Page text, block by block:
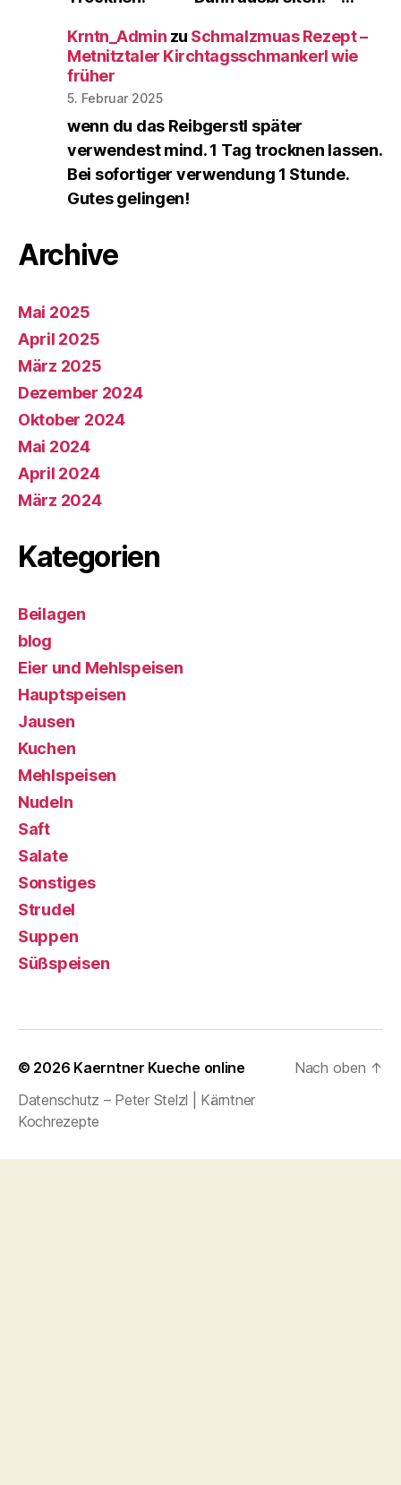
Krntn_Admin zu Schmalzmuas Rezept –
Metnitztaler Kirchtagsschmankerl wie
früher
5. Februar 2025
wenn du das Reibgerstl später
verwendest mind. 1 Tag trocknen lassen.
Bei sofortiger verwendung 1 Stunde.
Gutes gelingen!
Archive
Mai 2025
April 2025
März 2025
Dezember 2024
Oktober 2024
Mai 2024
April 2024
März 2024
Kategorien
Beilagen
blog
Eier und Mehlspeisen
Hauptspeisen
Jausen
Kuchen
Mehlspeisen
Nudeln
Saft
Salate
Sonstiges
Strudel
Suppen
Süßspeisen
© 2026 Kaerntner Kueche online
Datenschutz – Peter Stelzl | Kärntner
Kochrezepte
Nach oben ↑